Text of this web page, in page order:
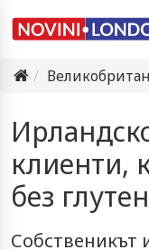
клиенти,
без глутен
Собственикът